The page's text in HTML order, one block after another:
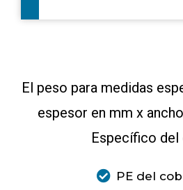
El peso para medidas
espesor en mm x
Específico del
PE del